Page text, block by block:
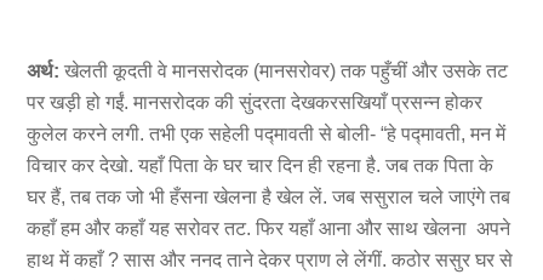
अर्थ: खेलती कूदती वे मानसरोदक (मानसरोवर) तक पहुँचीं और उसके तट
पर खड़ी हो गईं. मानसरोदक की सुंदरता देखकरसखियाँ प्रसन्न होकर
कुलेल करने लगी. तभी एक सहेली पद्मावती से बोली- “हे पद्मावती, मन में
विचार कर देखो. यहाँ पिता के घर चार दिन ही रहना है. जब तक पिता के
घर हैं, तब तक जो भी हँसना खेलना है खेल लें. जब ससुराल चले जाएंगे तब
कहाँ हम और कहाँ यह सरोवर तट. फिर यहाँ आना और साथ खेलना अपने
हाथ में कहाँ ? सास और ननद ताने देकर प्राण ले लेंगीं. कठोर ससुर घर से